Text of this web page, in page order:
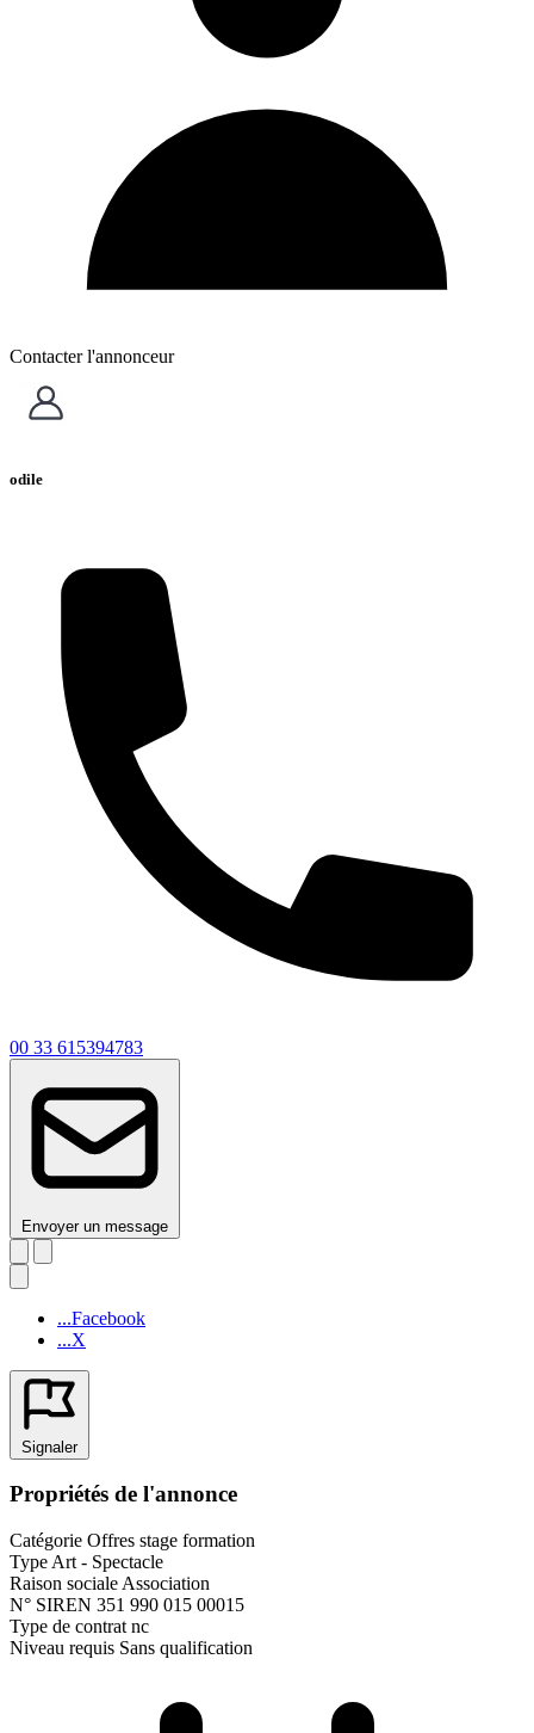
Contacter l'annonceur
odile
00 33 615394783
Envoyer un message
...Facebook
...X
Signaler
Propriétés de l'annonce
Catégorie Offres stage formation
Type Art - Spectacle
Raison sociale Association
N° SIREN 351 990 015 00015
Type de contrat nc
Niveau requis Sans qualification